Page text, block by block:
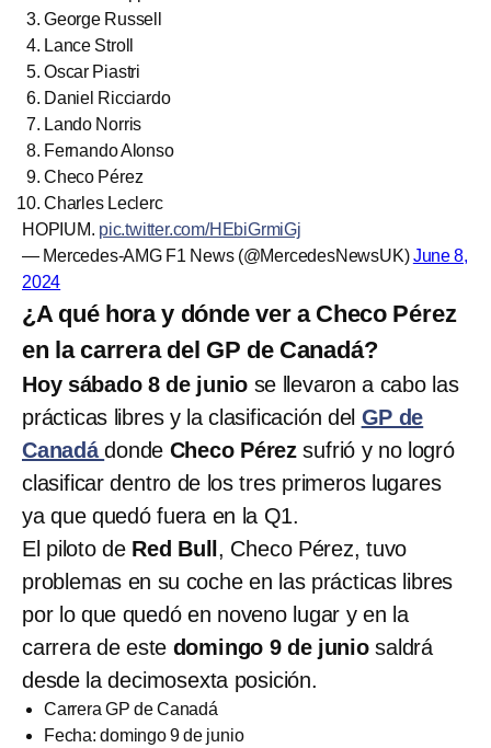
George Russell
Lance Stroll
Oscar Piastri
Daniel Ricciardo
Lando Norris
Fernando Alonso
Checo Pérez
Charles Leclerc
HOPIUM. pic.twitter.com/HEbiGrmiGj
— Mercedes-AMG F1 News (@MercedesNewsUK)June 8,
2024
¿A qué hora y dónde ver a Checo Pérez
en la carrera del GP de Canadá?
Hoy sábado 8 de junio se llevaron a cabo las
prácticas libres y la clasificación del GP de
Canadádonde Checo Pérez sufrió y no logró
clasificar dentro de los tres primeros lugares
ya que quedó fuera en la Q1.
El piloto de Red Bull , Checo Pérez, tuvo
problemas en su coche en las prácticas libres
por lo que quedó en noveno lugar y en la
carrera de este domingo 9 de juniosaldrá
desde la decimosexta posición.
Carrera GP de Canadá
Fecha: domingo 9 de junio